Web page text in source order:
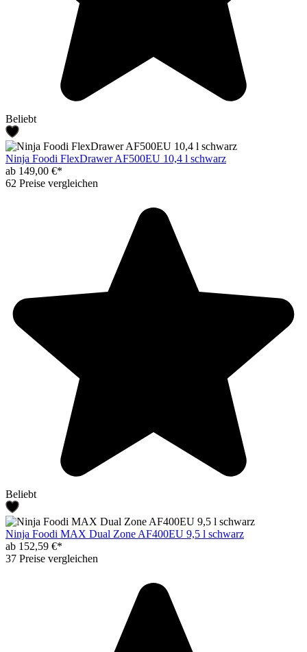
Beliebt
Ninja Foodi FlexDrawer AF500EU 10,4 l schwarz
ab 149,00 €*
62 Preise vergleichen
Beliebt
Ninja Foodi MAX Dual Zone AF400EU 9,5 l schwarz
ab 152,59 €*
37 Preise vergleichen